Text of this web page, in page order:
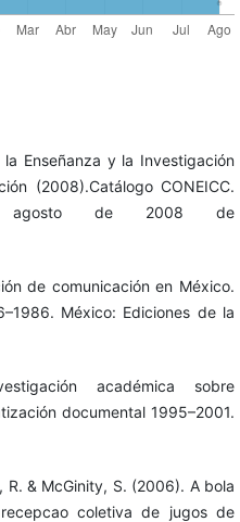
la Enseñanza y la Investigación
(2008).Catálogo CONEICC.
de 2008 de
de comunicación en México.
México: Ediciones de la
académica sobre
documental 1995–2001.
R. & McGinity, S. (2006). A bola
coletiva de jugos de